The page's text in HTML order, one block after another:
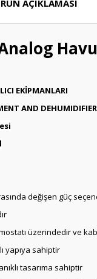
AÇIKLAMASI
Analog
­EKİPMANLARI
AND
değişen güç
üzerindedir ve
yapıya sahiptir
tasarıma sahiptir